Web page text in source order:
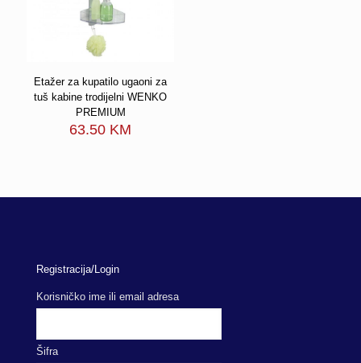
Etažer za kupatilo ugaoni za
tuš kabine trodijelni WENKO
PREMIUM
63.50 KM
Registracija/Login
Korisničko ime ili email adresa
Šifra